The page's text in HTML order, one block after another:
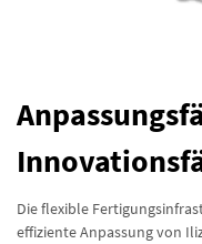
Die flexible
effiziente Anpassung von